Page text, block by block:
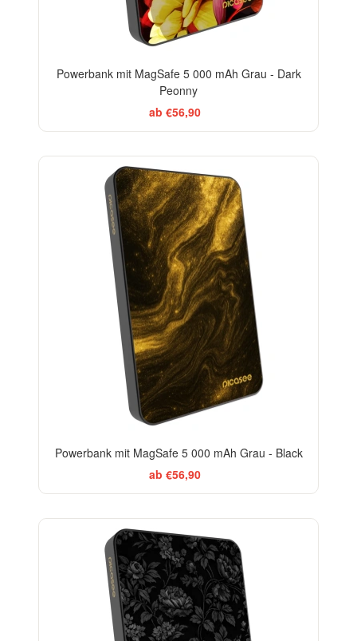
Powerbank mit MagSafe 5 000 mAh Grau - Dark
Peonny
ab €56,90
Powerbank mit MagSafe 5 000 mAh Grau - Black
ab €56,90